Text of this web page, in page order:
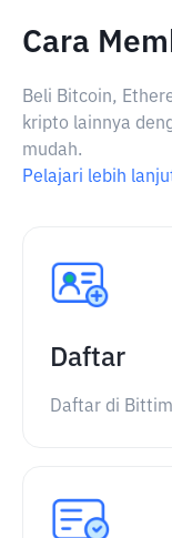
Cara
Beli Bitcoin,
kripto lainnya
mudah.
Pelajari lebih
Daftar
Daftar di